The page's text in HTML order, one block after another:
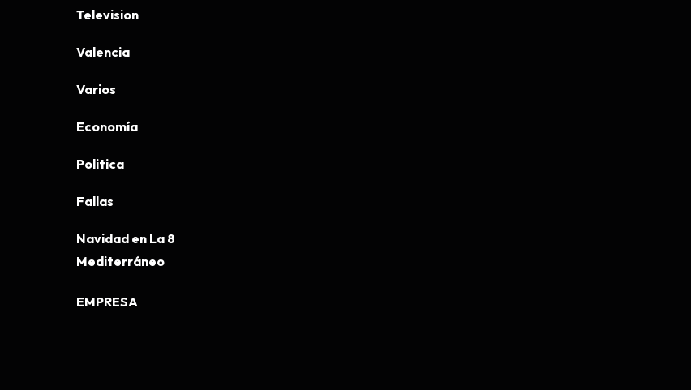
Television
Valencia
Varios
Economía
Politica
Fallas
Navidad en La 8
Mediterráneo
EMPRESA